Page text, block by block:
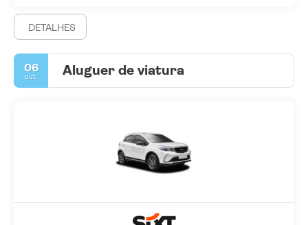
DETALHES
06
out. Aluguer de viatura